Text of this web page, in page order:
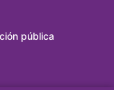
pública